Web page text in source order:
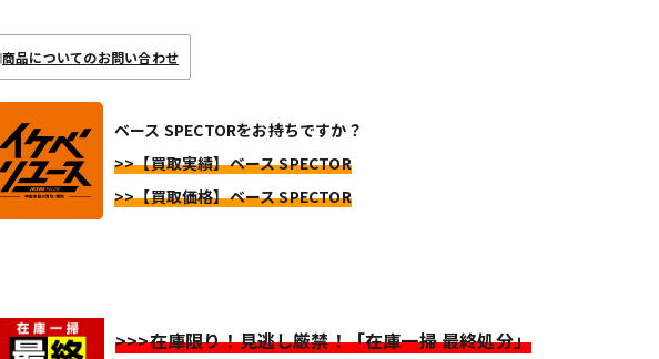
商品についてのお問い合わせ
ベース SPECTORをお持ちですか？
>>【買取実績】ベース SPECTOR
>>【買取価格】ベース SPECTOR
>>>在庫限り！見逃し厳禁！「在庫一掃 最終処分」